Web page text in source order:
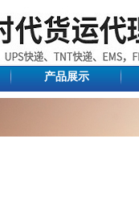
产品展示